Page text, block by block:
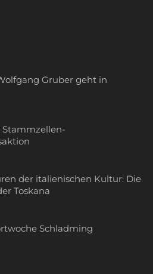
Gruber geht in
Stammzellen-
der italienischen Kultur: Die
Toskana
Schladming